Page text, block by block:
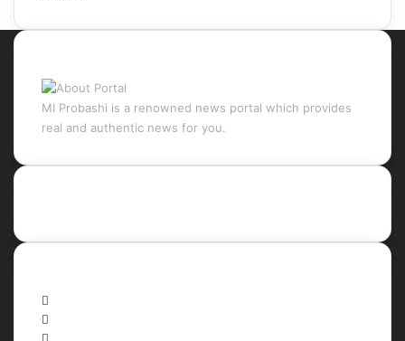
MI Probashi is a renowned news portal which provides
real and authentic news for you.